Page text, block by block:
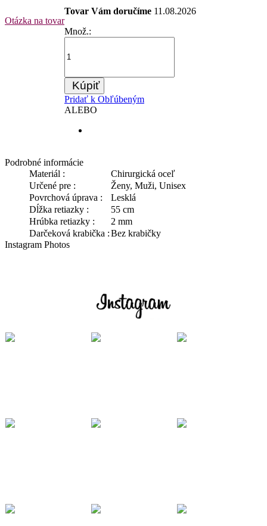
Otázka na tovar
Tovar Vám doručíme 11.08.2026
Množ.:
Kúpiť
Pridať k Obľúbeným
ALEBO
Podrobné informácie
Materiál :
Chirurgická oceľ
Určené pre :
Ženy, Muži, Unisex
Povrchová úprava :
Lesklá
Dĺžka retiazky :
55 cm
Hrúbka retiazky :
2 mm
Darčeková krabička :Bez krabičky
Instagram Photos